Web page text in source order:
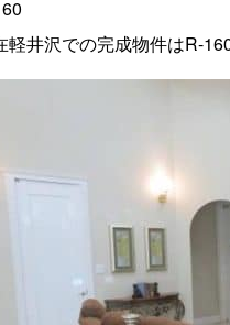
軽井沢での完成物件はR-